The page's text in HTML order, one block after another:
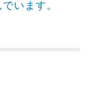
います。